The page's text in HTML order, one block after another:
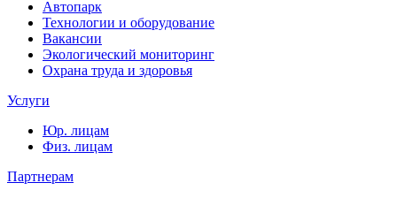
Автопарк
Технологии и оборудование
Вакансии
Экологический мониторинг
Охрана труда и здоровья
Услуги
Юр. лицам
Физ. лицам
Партнерам